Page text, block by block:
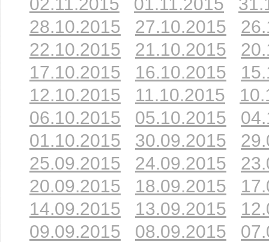
28.10.2015
27.10.2015
22.10.2015
21.10.2015
17.10.2015
16.10.2015
12.10.2015
11.10.2015
06.10.2015
05.10.2015
01.10.2015
30.09.2015
25.09.2015
24.09.2015
20.09.2015
18.09.2015
14.09.2015
13.09.2015
09.09.2015
08.09.2015